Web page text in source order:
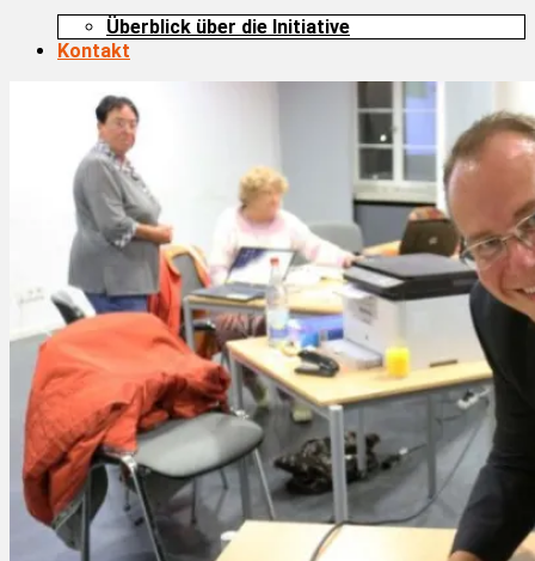
Überblick über die Initiative
Kontakt